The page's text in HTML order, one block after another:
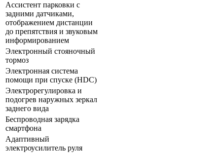
Ассистент парковки с
задними датчиками,
отображением дистанции
до препятствия и звуковым
информированием
Электронный стояночный
тормоз
Электронная система
помощи при спуске (HDC)
Электрорегулировка и
подогрев наружных зеркал
заднего вида
Беспроводная зарядка
смартфона
Адаптивный
электроусилитель руля